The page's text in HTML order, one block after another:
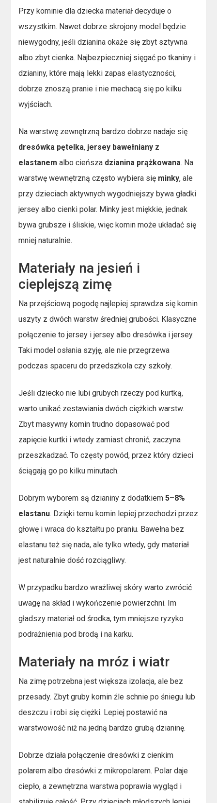
Przy kominie dla dziecka materiał decyduje o
wszystkim. Nawet dobrze skrojony model będzie
niewygodny, jeśli dzianina okaże się zbyt sztywna
albo zbyt cienka. Najbezpieczniej sięgać po tkaniny i
dzianiny, które mają lekki zapas elastyczności,
dobrze znoszą pranie i nie mechacą się po kilku
wyjściach.
Na warstwę zewnętrzną bardzo dobrze nadaje się
dresówka pętelka, jersey bawełniany z
elastanem albo cieńsza dzianina prążkowana. Na
warstwę wewnętrzną często wybiera się minky, ale
przy dzieciach aktywnych wygodniejszy bywa gładki
jersey albo cienki polar. Minky jest miękkie, jednak
bywa grubsze i śliskie, więc komin może układać się
mniej naturalnie.
Materiały na jesień i
cieplejszą zimę
Na przejściową pogodę najlepiej sprawdza się komin
uszyty z dwóch warstw średniej grubości. Klasyczne
połączenie to jersey i jersey albo dresówka i jersey.
Taki model osłania szyję, ale nie przegrzewa
podczas spaceru do przedszkola czy szkoły.
Jeśli dziecko nie lubi grubych rzeczy pod kurtką,
warto unikać zestawiania dwóch ciężkich warstw.
Zbyt masywny komin trudno dopasować pod
zapięcie kurtki i wtedy zamiast chronić, zaczyna
przeszkadzać. To częsty powód, przez który dzieci
ściągają go po kilku minutach.
Dobrym wyborem są dzianiny z dodatkiem5–8%
elastanu. Dzięki temu komin lepiej przechodzi przez
głowę i wraca do kształtu po praniu. Bawełna bez
elastanu też się nada, ale tylko wtedy, gdy materiał
jest naturalnie dość rozciągliwy.
W przypadku bardzo wrażliwej skóry warto zwrócić
uwagę na skład i wykończenie powierzchni. Im
gładszy materiał od środka, tym mniejsze ryzyko
podrażnienia pod brodą i na karku.
Materiały na mróz i wiatr
Na zimę potrzebna jest większa izolacja, ale bez
przesady. Zbyt gruby komin źle schnie po śniegu lub
deszczu i robi się ciężki. Lepiej postawić na
warstwowość niż na jedną bardzo grubą dzianinę.
Dobrze działa połączenie dresówki z cienkim
polarem albo dresówki z mikropolarem. Polar daje
ciepło, a zewnętrzna warstwa poprawia wygląd i